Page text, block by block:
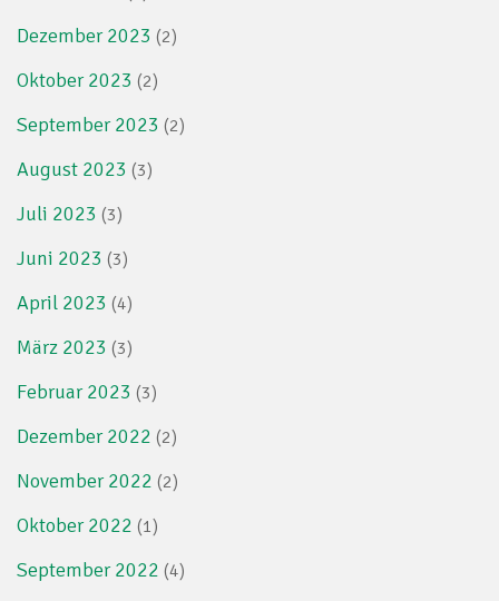
Dezember 2023 (2)
Oktober 2023 (2)
September 2023 (2)
August 2023 (3)
Juli 2023 (3)
Juni 2023 (3)
April 2023 (4)
März 2023 (3)
Februar 2023 (3)
Dezember 2022 (2)
November 2022 (2)
Oktober 2022 (1)
September 2022 (4)